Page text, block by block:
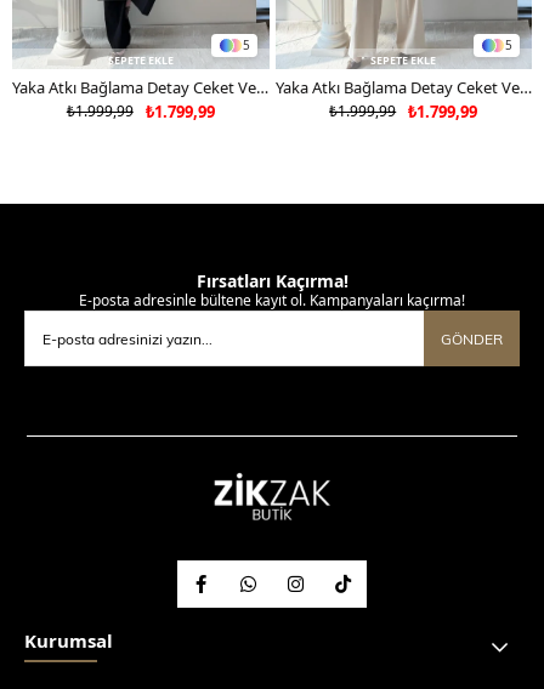
5
SEPETE EKLE
Yaka Atkı Bağlama Detay Ceket Ve Pantolonlu Double Kumaş İkili Takım Siyah 2117
₺1.799,99
₺1.999,99
5
SEPETE EKLE
Yaka Atkı Bağlama Detay Ceket Ve Pantolonlu Double Kumaş İkili Takım Bej 2117
₺1.799,99
₺1.999,99
Fırsatları Kaçırma!
E-posta adresinle bültene kayıt ol. Kampanyaları kaçırma!
GÖNDER
Kurumsal